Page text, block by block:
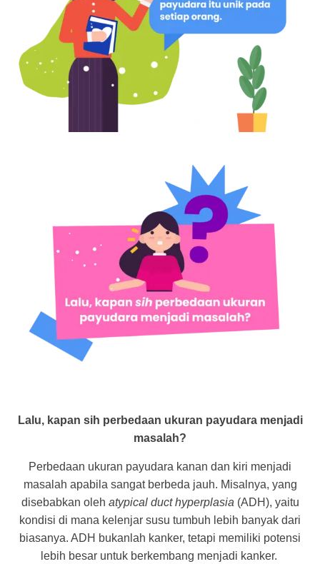
Lalu, kapan sih perbedaan ukuran payudara menjadi
masalah?
Perbedaan ukuran payudara kanan dan kiri menjadi
masalah apabila sangat berbeda jauh. Misalnya, yang
disebabkan oleh atypical duct hyperplasia (ADH), yaitu
kondisi di mana kelenjar susu tumbuh lebih banyak dari
biasanya. ADH bukanlah kanker, tetapi memiliki potensi
lebih besar untuk berkembang menjadi kanker.